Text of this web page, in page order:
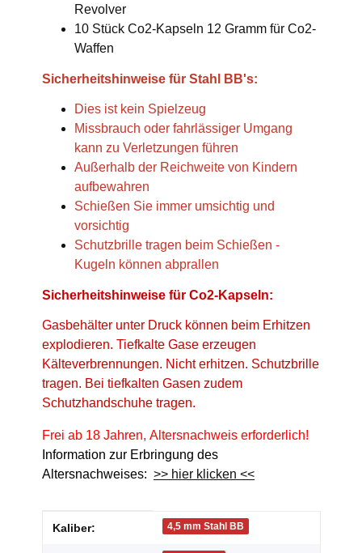
Revolver
10 Stück Co2-Kapseln 12 Gramm für Co2-
Waffen
Sicherheitshinweise für Stahl BB's:
Dies ist kein Spielzeug
Missbrauch oder fahrlässiger Umgang
kann zu Verletzungen führen
Außerhalb der Reichweite von Kindern
aufbewahren
Schießen Sie immer umsichtig und
vorsichtig
Schutzbrille tragen beim Schießen -
Kugeln können abprallen
Sicherheitshinweise für Co2-Kapseln:
Gasbehälter unter Druck können beim Erhitzen
explodieren. Tiefkalte Gase erzeugen
Kälteverbrennungen. Nicht erhitzen. Schutzbrille
tragen. Bei tiefkalten Gasen zudem
Schutzhandschuhe tragen.
Frei ab 18 Jahren, Altersnachweis erforderlich!
Information zur Erbringung des
Altersnachweises: >> hier klicken <<
Produkteigenschaft
Wert
Kaliber: 4,5 mm Stahl BB